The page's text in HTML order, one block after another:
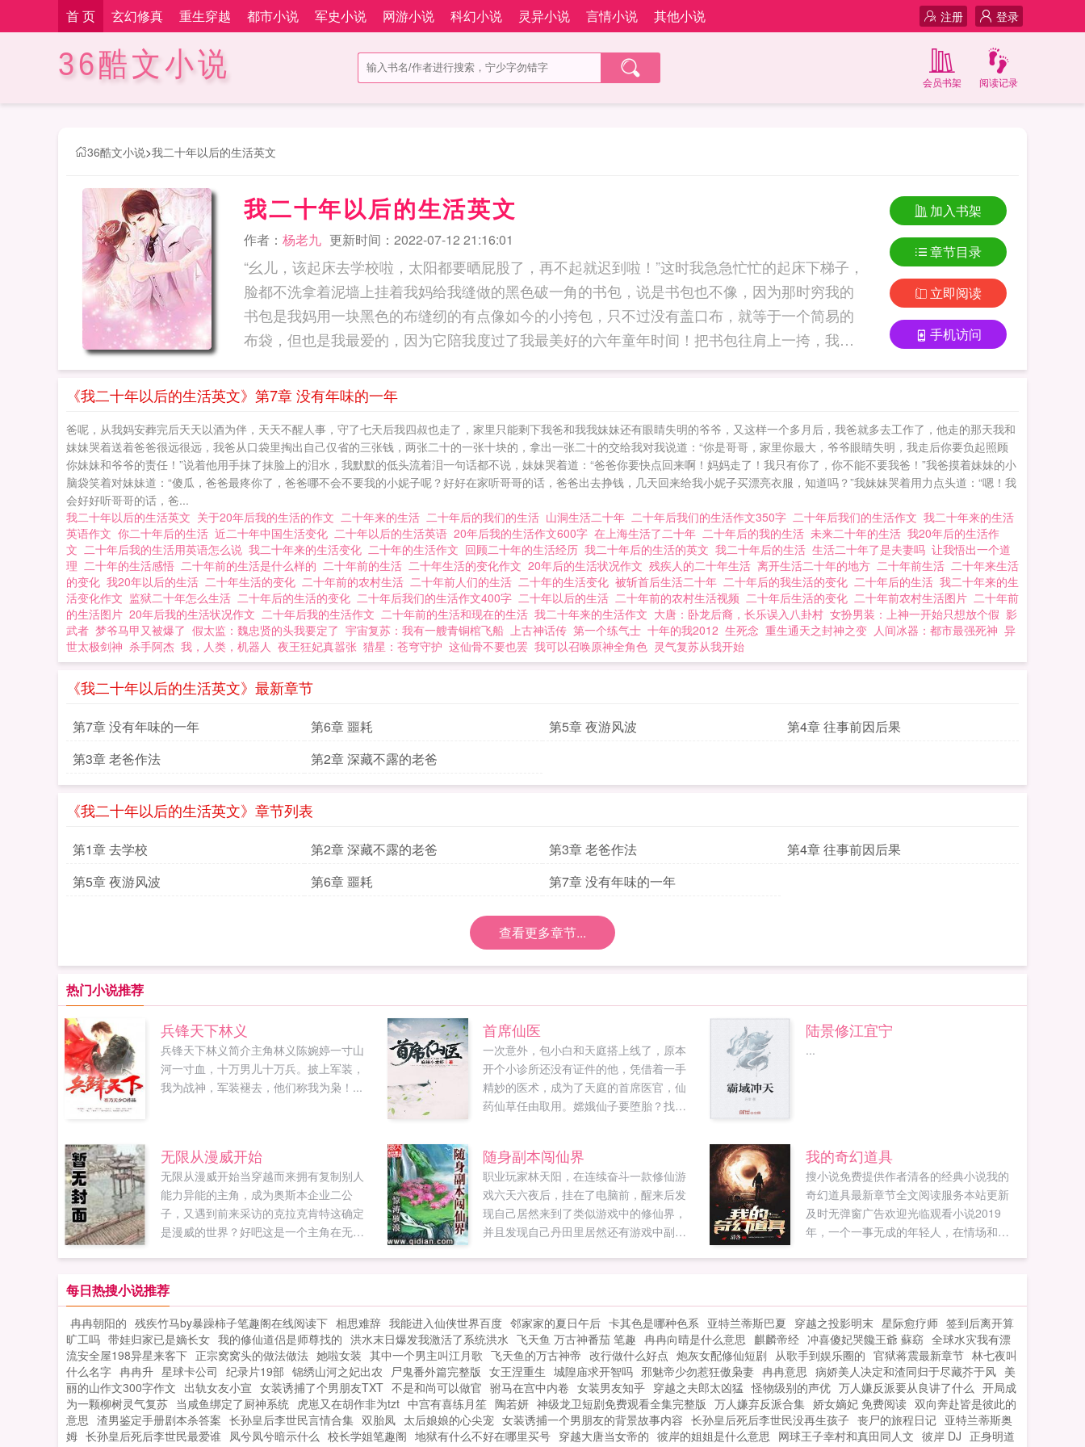
首 页 玄幻修真 重生穿越 都市小说 军史小说 网游小说 科幻小说 灵异小说 言情小说 其他小说 登录
注册
36酷文小说 阅读记录
会员书架
36酷文小说>我二十年以后的生活英文
我二十年以后的生活英文
作者： 杨老九 更新时间：2022-07-12 21:16:01
“幺儿，该起床去学校啦，太阳都要晒屁股了，再不起就迟到啦！”这时我急急忙忙的起床下梯子，
脸都不洗拿着泥墙上挂着我妈给我缝做的黑色破一角的书包，说是书包也不像，因为那时穷我的
书包是我妈用一块黑色的布缝纫的有点像如今的小挎包，只不过没有盖口布，就等于一个简易的
布袋，但也是我最爱的，因为它陪我度过了我最美好的六年童年时间！把书包往肩上一挎，我就
我那时的早餐是一坨昨晚晚饭没吃完的玉米面和成的糊糊，然后在放上自家搞的辣椒酱，然后放
加入书架
章节目录
立即阅读
手机访问
《我二十年以后的生活英文》第7章 没有年味的一年
爸呢，从我妈安葬完后天天以酒为伴，天天不醒人事，守了七天后我四叔也走了，家里只能剩下我爸和我我妹妹还有眼睛失明的爷爷，又这样一个多月后，我爸就多去工作了，他走的那天我和
妹妹哭着送着爸爸很远很远，我爸从口袋里掏出自己仅省的三张钱，两张二十的一张十块的，拿出一张二十的交给我对我说道：“你是哥哥，家里你最大，爷爷眼睛失明，我走后你要负起照顾
你妹妹和爷爷的责任！”说着他用手抹了抹脸上的泪水，我默默的低头流着泪一句话都不说，妹妹哭着道：“爸爸你要快点回来啊！妈妈走了！我只有你了，你不能不要我爸！”我爸摸着妹妹的小
脑袋笑着对妹妹道：“傻瓜，爸爸最疼你了，爸爸哪不会不要我的小妮子呢？好好在家听哥哥的话，爸爸出去挣钱，几天回来给我小妮子买漂亮衣服，知道吗？”我妹妹哭着用力点头道：“嗯！我
会好好听哥哥的话，爸...
我二十年以后的生活英文 关于20年后我的生活的作文 二十年来的生活 二十年后的我们的生活 山洞生活二十年 二十年后我们的生活作文350字 二十年后我们的生活作文 我二十年来的生活
英语作文 你二十年后的生活 近二十年中国生活变化 二十年以后的生活英语 20年后我的生活作文600字 在上海生活了二十年 二十年后的我的生活 未来二十年的生活 我20年后的生活作
文 二十年后我的生活用英语怎么说 我二十年来的生活变化 二十年的生活作文 回顾二十年的生活经历 我二十年后的生活的英文 我二十年后的生活 生活二十年了是夫妻吗 让我悟出一个道
理 二十年的生活感悟 二十年前的生活是什么样的 二十年前的生活 二十年生活的变化作文 20年后的生活状况作文 残疾人的二十年生活 离开生活二十年的地方 二十年前生活 二十年来生活
的变化 我20年以后的生活 二十年生活的变化 二十年前的农村生活 二十年前人们的生活 二十年的生活变化 被斩首后生活二十年 二十年后的我生活的变化 二十年后的生活 我二十年来的生
活变化作文 监狱二十年怎么生活 二十年后的生活的变化 二十年后我们的生活作文400字 二十年以后的生活 二十年前的农村生活视频 二十年后生活的变化 二十年前农村生活图片 二十年前
的生活图片 20年后我的生活状况作文 二十年后我的生活作文 二十年前的生活和现在的生活 我二十年来的生活作文 大唐：卧龙后裔，长乐误入八卦村 女扮男装：上神一开始只想放个假 影
武者 梦爷马甲又被爆了 假太监：魏忠贤的头我要定了 宇宙复苏：我有一艘青铜棺飞船 上古神话传 第一个练气士 十年的我2012 生死念 重生通天之封神之变 人间冰器：都市最强死神 异
世太极剑神 杀手阿杰 我，人类，机器人 夜王狂妃真嚣张 猎星：苍穹守护 这仙骨不要也罢 我可以召唤原神全角色 灵气复苏从我开始
《我二十年以后的生活英文》最新章节
第7章 没有年味的一年 第6章 噩耗 第5章 夜游风波
第4章 往事前因后果
第3章 老爸作法
第2章 深藏不露的老爸
《我二十年以后的生活英文》章节列表
第1章 去学校 第2章 深藏不露的老爸 第3章 老爸作法
第4章 往事前因后果
第5章 夜游风波
第6章 噩耗 第7章 没有年味的一年
查看更多章节...
热门小说推荐
兵锋天下林义
兵锋天下林义简介主角林义陈婉婷一寸山
河一寸血，十万男儿十万兵。披上军装，
我为战神，军装褪去，他们称我为枭！...
首席仙医
一次意外，包小白和天庭搭上线了，原本
开个小诊所还没有证件的他，凭借着一手
精妙的医术，成为了天庭的首席医官，仙
药仙草任由取用。嫦娥仙子要堕胎？找我
容养颜的配方...
陆景修江宜宁
...
无限从漫威开始
无限从漫威开始当穿越而来拥有复制别人
能力异能的主角，成为奥斯本企业二公
子，又遇到前来采访的克拉克肯特这确定
是漫威的世界？好吧这是一个主角在无限
的无限流，来享受下如同穿着沙滩裤躺在
夏威夷海滩看比基尼的快感吧主角语录，
人生最大的追求就是享受，不是物质享
受，就是精神享受，当然，选后者的通常
都有点强迫症写本书的时候作者节操无下
限如果您喜欢无限从漫威开始，别忘记分
享给朋友...
随身副本闯仙界
职业玩家林天阳，在连续奋斗一款修仙游
戏六天六夜后，挂在了电脑前，醒来后发
现自己居然来到了类似游戏中的修仙界，
并且发现自己丹田里居然还有游戏中副本
我的奇幻道具
搜小说免费提供作者清各的经典小说我的
奇幻道具最新章节全文阅读服务本站更新
及时无弹窗广告欢迎光临观看小说2019
年，一个一事无成的年轻人，在情场和职
无穷银行卡，从而改变自己的命运。...
每日热搜小说推荐
冉冉朝阳的 残疾竹马by暴躁柿子笔趣阁在线阅读下 相思难辞 我能进入仙侠世界百度 邻家家的夏日午后 卡其色是哪种色系 亚特兰蒂斯巴夏 穿越之投影明末 星际愈疗师 签到后离开算
旷工吗 带娃归家已是嫡长女 我的修仙道侣是师尊找的 洪水末日爆发我激活了系统洪水 飞天鱼 万古神番茄 笔趣 冉冉向晴是什么意思 麒麟帝经 冲喜傻妃哭饞王爺 蘇窈 全球水灾我有漂
流安全屋198异星来客下 正宗窝窝头的做法做法 她啦女装 其中一个男主叫江月歌 飞天鱼的万古神帝 改行做什么好点 炮灰女配修仙短剧 从歌手到娱乐圈的 官狱蒋震最新章节 林七夜叫
什么名字 冉冉升 星球卡公司 纪录片19部 锦绣山河之妃出农 尸鬼番外篇完整版 女王涅重生 城隍庙求开智吗 邪魅帝少勿惹狂傲枭妻 冉冉意思 病娇美人决定和渣同归于尽藏芥于风 美
丽的山作文300字作文 出轨女友小宣 女装诱捕了个男朋友TXT 不是和尚可以做官 驸马在宫中内卷 女装男友知乎 穿越之夫郎太凶猛 怪物级别的声优 万人嫌反派要从良讲了什么 开局成
为一颗柳树灵气复苏 当咸鱼绑定了厨神系统 虎崽又在胡作非为tzt 中宫有喜练月笙 陶若妍 神级龙卫短剧免费观看全集完整版 万人嫌弃反派合集 娇女嫡妃 免费阅读 双向奔赴皆是彼此的
意思 渣男鉴定手册剧本杀答案 长孙皇后李世民言情合集 双胎凤 太后娘娘的心尖宠 女装诱捕一个男朋友的背景故事内容 长孙皇后死后李世民没再生孩子 丧尸的旅程日记 亚特兰蒂斯奥
姆 长孙皇后死后李世民最爱谁 凤兮凤兮暗示什么 校长学姐笔趣阁 地狱有什么不好在哪里买号 穿越大唐当女帝的 彼岸的姐姐是什么意思 网球王子幸村和真田同人文 彼岸 DJ 正身明道